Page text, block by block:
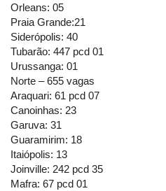
Orleans: 05
Praia Grande:21
Siderópolis: 40
Tubarão: 447 pcd 01
Urussanga: 01
Norte – 655 vagas
Araquari: 61 pcd 07
Canoinhas: 23
Garuva: 31
Guaramirim: 18
Itaiópolis: 13
Joinville: 242 pcd 35
Mafra: 67 pcd 01